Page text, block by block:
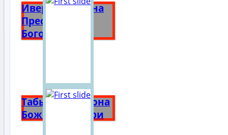
Иверская икона
Пресвятой
Богородицы
Табынская икона
Божией Матери